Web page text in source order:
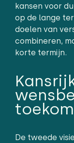
kansen voor
op de lange
doelen van
combineren,
korte termijn.
De tweede